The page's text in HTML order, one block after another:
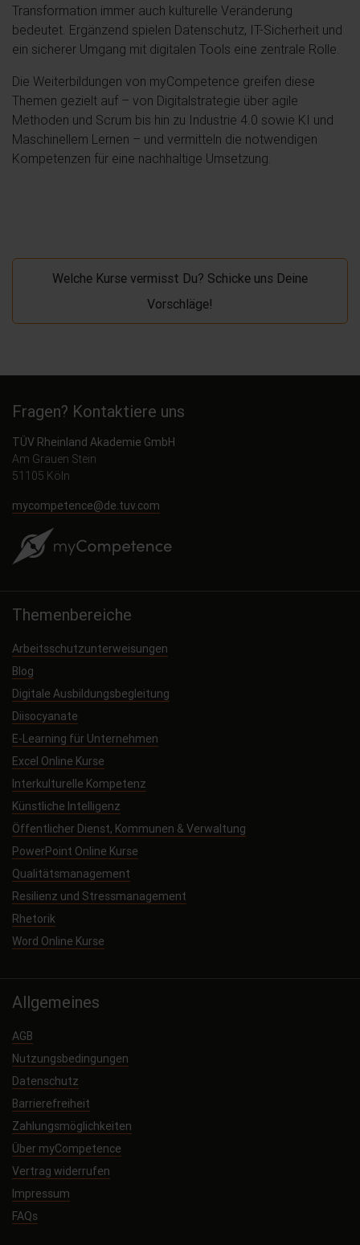
Transformation immer auch kulturelle Veränderung
bedeutet. Ergänzend spielen Datenschutz, IT-Sicherheit und
ein sicherer Umgang mit digitalen Tools eine zentrale Rolle.
Die Weiterbildungen von myCompetence greifen diese
Themen gezielt auf – von Digitalstrategie über agile
Methoden und Scrum bis hin zu Industrie 4.0 sowie KI und
Maschinellem Lernen – und vermitteln die notwendigen
Kompetenzen für eine nachhaltige Umsetzung.
Welche Kurse vermisst Du? Schicke uns Deine
Vorschläge!
Fragen? Kontaktiere uns
TÜV Rheinland Akademie GmbH
Am Grauen Stein
51105 Köln
mycompetence@de.tuv.com
Themenbereiche
Arbeitsschutzunterweisungen
Blog
Digitale Ausbildungsbegleitung
Diisocyanate
E-Learning für Unternehmen
Excel Online Kurse
Interkulturelle Kompetenz
Künstliche Intelligenz
Öffentlicher Dienst, Kommunen & Verwaltung
PowerPoint Online Kurse
Qualitätsmanagement
Resilienz und Stressmanagement
Rhetorik
Word Online Kurse
Allgemeines
AGB
Nutzungsbedingungen
Datenschutz
Barrierefreiheit
Zahlungsmöglichkeiten
Über myCompetence
Vertrag widerrufen
Impressum
FAQs